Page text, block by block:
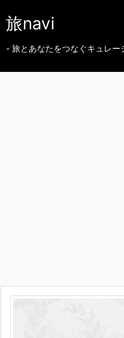
旅navi
- 旅とあなたをつなぐキュレー